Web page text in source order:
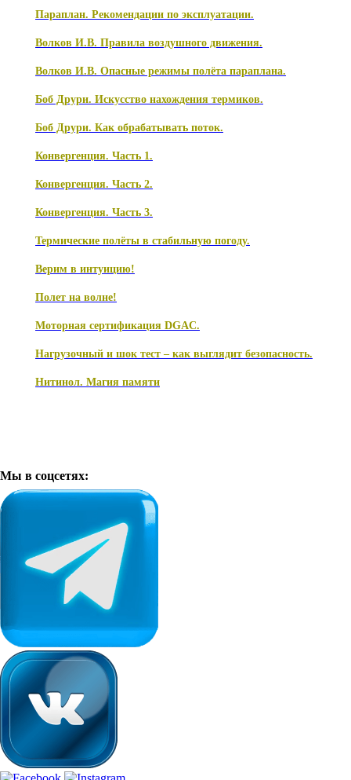
Параплан. Рекомендации по эксплуатации.
Волков И.В. Правила воздушного движения.
Волков И.В. Опасные режимы полёта параплана.
Боб Друри. Искусство нахождения термиков.
Боб Друри. Как обрабатывать поток.
Конвергенция. Часть 1.
Конвергенция. Часть 2.
Конвергенция. Часть 3.
Термические полёты в стабильную погоду.
Верим в интуицию!
Полет на волне!
Моторная сертификация DGAC.
Нагрузочный и шок тест – как выглядит безопасность.
Нитинол. Магия памяти
Мы в соцсетях: